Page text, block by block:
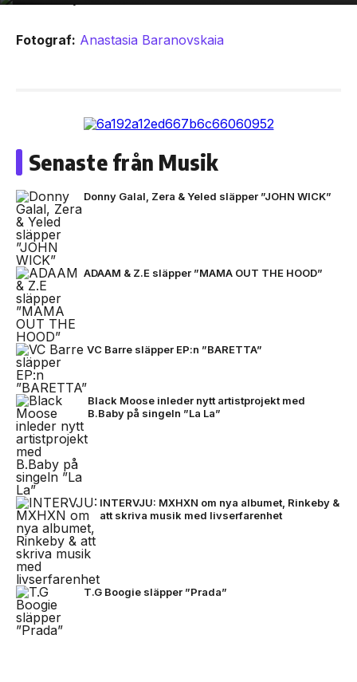
Fotograf: Anastasia Baranovskaia
Senaste från Musik
Donny Galal, Zera & Yeled släpper ”JOHN WICK”
ADAAM & Z.E släpper ”MAMA OUT THE HOOD”
VC Barre släpper EP:n ”BARETTA”
Black Moose inleder nytt artistprojekt med
B.Baby på singeln ”La La”
INTERVJU: MXHXN om nya albumet, Rinkeby &
att skriva musik med livserfarenhet
T.G Boogie släpper ”Prada”